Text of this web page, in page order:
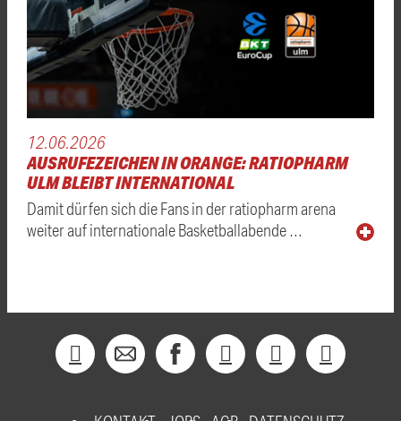
12.06.2026
AUSRUFEZEICHEN IN ORANGE: RATIOPHARM
ULM BLEIBT INTERNATIONAL
Damit dürfen sich die Fans in der ratiopharm arena
weiter auf internationale Basketballabende …